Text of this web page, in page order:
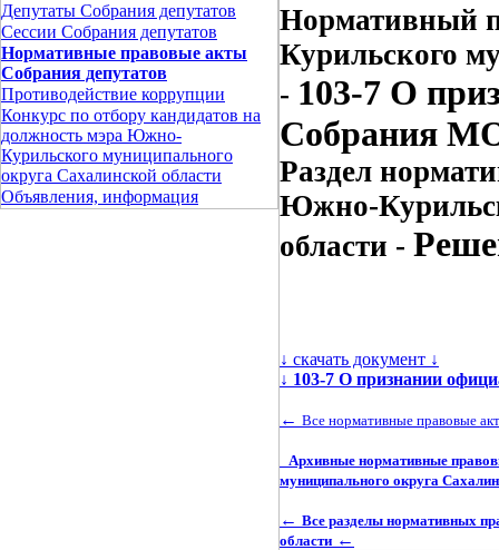
Депутаты Собрания депутатов
Сессии Собрания депутатов
Нормативные правовые акты
Собрания депутатов
Противодействие коррупции
Конкурс по отбору кандидатов на
должность мэра Южно-
Курильского муниципального
округа Сахалинской области
Объявления, информация
Нормативный
Курильского
- 103-7 О
Собрания МО
Раздел
Южно-
области -
↓ скачать документ ↓
↓ 103-7 О признании
← Все нормативные правовые
Архивные нормативные
муниципального округа
← Все разделы нормативных
области ←